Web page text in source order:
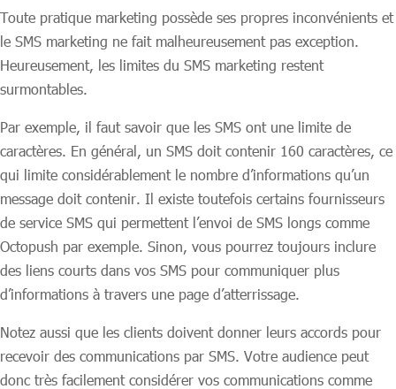
Toute pratique marketing possède ses propres inconvénients et
le SMS marketing ne fait malheureusement pas exception.
Heureusement, les limites du SMS marketing restent
surmontables.
Par exemple, il faut savoir que les SMS ont une limite de
caractères. En général, un SMS doit contenir 160 caractères, ce
qui limite considérablement le nombre d’informations qu’un
message doit contenir. Il existe toutefois certains fournisseurs
de service SMS qui permettent l’envoi de SMS longs comme
Octopush par exemple. Sinon, vous pourrez toujours inclure
des liens courts dans vos SMS pour communiquer plus
d’informations à travers une page d’atterrissage.
Notez aussi que les clients doivent donner leurs accords pour
recevoir des communications par SMS. Votre audience peut
donc très facilement considérer vos communications comme